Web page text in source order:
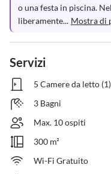
o una festa in piscina.
liberamente... Mostra di
Servizi
5 Camere da letto (1)
3 Bagni
Max. 10 ospiti
300 m²
Wi-Fi Gratuito